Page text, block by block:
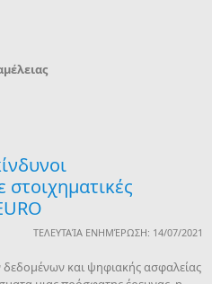
ΤΕΛΕΥΤΑΊΑ ΕΝΗΜΈΡΩΣΗ: 14/07/2021
και ψηφιακής ασφαλείας